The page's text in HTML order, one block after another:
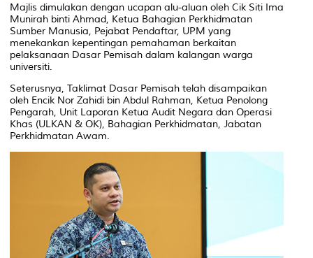
Majlis dimulakan dengan ucapan alu-aluan oleh Cik Siti Ima
Munirah binti Ahmad, Ketua Bahagian Perkhidmatan
Sumber Manusia, Pejabat Pendaftar, UPM yang
menekankan kepentingan pemahaman berkaitan
pelaksanaan Dasar Pemisah dalam kalangan warga
universiti.
Seterusnya, Taklimat Dasar Pemisah telah disampaikan
oleh Encik Nor Zahidi bin Abdul Rahman, Ketua Penolong
Pengarah, Unit Laporan Ketua Audit Negara dan Operasi
Khas (ULKAN & OK), Bahagian Perkhidmatan, Jabatan
Perkhidmatan Awam.